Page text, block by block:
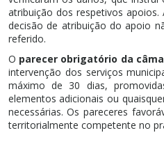
atribuição dos respetivos
decisão de atribuição do apoio
referido.
O parecer obrigatório da
intervenção dos serviços
máximo de 30 dias,
elementos adicionais ou
necessárias. Os pareceres
territorialmente competente no